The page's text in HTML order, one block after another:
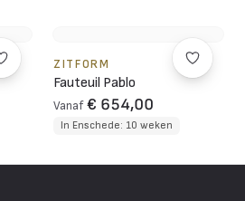
ZITFORM
Fauteuil Pablo
Vanaf € 654,00
In Enschede: 10 weken